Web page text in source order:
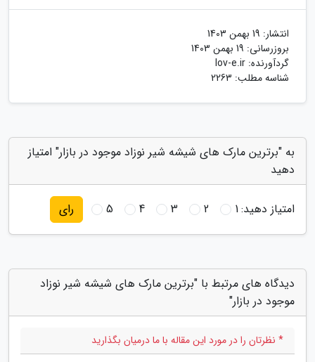
انتشار: 19 بهمن 1403
بروزرسانی: 19 بهمن 1403
گردآورنده: lov-e.ir
شناسه مطلب: 2263
به "برترین مارک های شیشه شیر نوزاد موجود در بازار" امتیاز
دهید
امتیاز دهید:1
2
3
4
5 رای
دیدگاه های مرتبط با "برترین مارک های شیشه شیر نوزاد
موجود در بازار"
* نظرتان را در مورد این مقاله با ما درمیان بگذارید